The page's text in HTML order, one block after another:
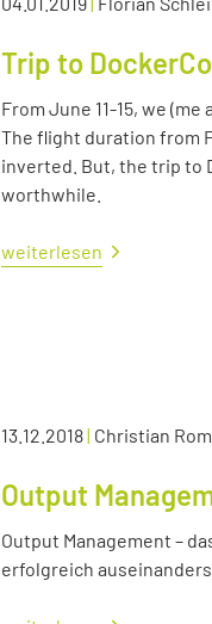
Trip to
From June 11-15, we
The flight duration from
inverted. But, the trip to
worthwhile.
weiterlesen
13.12.2018| Christian
Output
Output Management –
erfolgreich